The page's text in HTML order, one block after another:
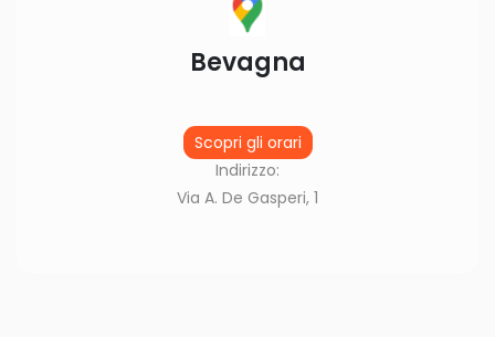
Bevagna
Scopri gli orari
Indirizzo:
Via A. De Gasperi, 1